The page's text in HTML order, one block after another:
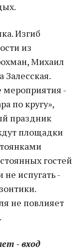
Изгиб
из
Михаил
Залесская.
мероприятия -
по кругу»,
праздник
площадки
гостей
испугать -
не повлияет
- вход